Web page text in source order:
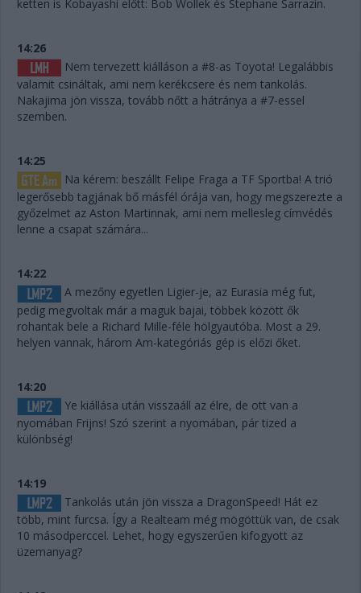
ketten is Kobayashi előtt: Bob Wollek és Stephane Sarrazin.
14:26
Nem tervezett kiálláson a #8-as Toyota! Legalábbis
valamit csináltak, ami nem kerékcsere és nem tankolás.
Nakajima jön vissza, tovább nőtt a hátránya a #7-essel
szemben.
14:25
Na kérem: beszállt Felipe Fraga a TF Sportba! A trió
legerősebb tagjának bő másfél órája van, hogy megszerezte a
győzelmet az Aston Martinnak, ami nem mellesleg címvédés
lenne a csapat számára...
14:22
A mezőny egyetlen Ligier-je, az Eurasia még fut,
pedig megvoltak már a maguk bajai, többek között ők
rohantak bele a Richard Mille-féle hölgyautóba. Most a 29.
helyen vannak, három Am-kategóriás gép is előzi őket.
14:20
Ye kiállása után visszaáll az élre, de ott van a
nyomában Frijns! Szó szerint a nyomában, pár tized a
különbség!
14:19
Tankolás után jön vissza a DragonSpeed! Hát ez
több, mint furcsa. Így a Realteam még mögöttük van, de csak
10 másodperccel. Lehet, hogy egyszerűen kifogyott az
üzemanyag?